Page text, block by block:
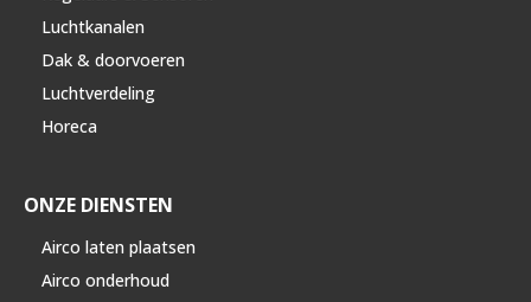
Luchtkanalen
Dak & doorvoeren
Luchtverdeling
Horeca
ONZE DIENSTEN
Airco laten plaatsen
Airco onderhoud